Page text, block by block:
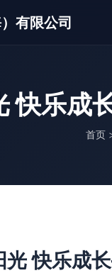
有限公司
快乐成
首页
光 快乐成